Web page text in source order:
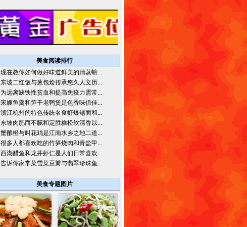
美食阅读排行
现在教你如何做好味道鲜美的清蒸螃...
东坡二红饭与葱包烩传承悠久人文历...
为远离缺铁性贫血和提高免疫力需常...
宋嫂鱼羹和笋干老鸭煲是色香味俱佳...
浙江杭州的特色传统名食虾爆鳝面和...
东坡肉肥而不腻和定胜糕松软清香以...
蟹酿橙与叫花鸡是江南水乡之地二道...
很多人都喜欢吃的竹笋烧肉和青盐甲...
西湖醋鱼和龙井虾仁是人们日常喜欢...
告诉你家常菜雪菜豆瓣与翡翠珍珠鱼...
美食专题图片